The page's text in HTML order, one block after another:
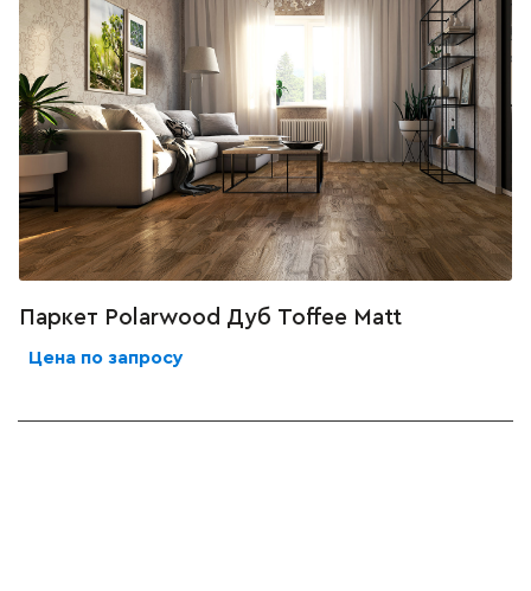
Паркет Polarwood Дуб Toffee Matt
Цена по запросу